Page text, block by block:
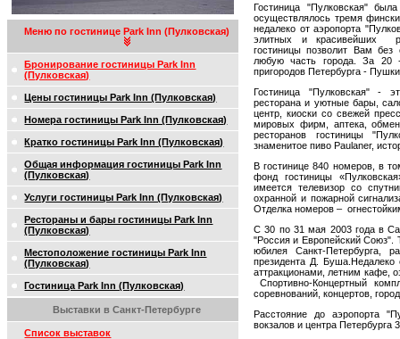
Меню по гостинице Park Inn (Пулковская)
Бронирование гостиницы Park Inn
(Пулковская)
Цены гостиницы Park Inn (Пулковская)
Номера гостиницы Park Inn (Пулковская)
Кратко гостиницы Park Inn (Пулковская)
Общая информация гостиницы Park Inn
(Пулковская)
Услуги гостиницы Park Inn (Пулковская)
Рестораны и бары гостиницы Park Inn
(Пулковская)
Местоположение гостиницы Park Inn
(Пулковская)
Гостиница Park Inn (Пулковская)
Выставки в Санкт-Петербурге
Список выставок
Гостиница "Пулковская"
осуществлялось тремя
недалеко от аэропорта
элитных и красивейших
гостиницы позволит Вам без
любую часть города. За 20
пригородов Петербурга -
Гостиница "Пулковская" -
ресторана и уютные бары,
центр, киоски со свежей
мировых фирм, аптека,
ресторанов гостиницы
знаменитое пиво Paulaner,
В гостинице 840 номеров, в
фонд гостиницы
имеется телевизор со
охранной и пожарной
Отделка номеров –
С 30 по 31 мая 2003 года в
"Россия и Европейский Союз".
юбилея Санкт-Петербурга,
президента Д. Буша.Недалеко
аттракционами, летним кафе,
Спортивно-Концертный
соревнований, концертов,
Расстояние до аэропорта
вокзалов и центра Петербурга